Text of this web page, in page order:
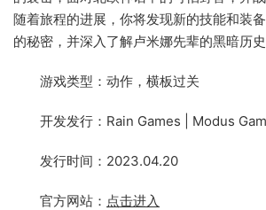
随着旅程的进展，你将发现新的技能和装
的秘密，并深入了解卢米娜先辈的黑暗历史
游戏类型：动作，横板过关
开发发行：Rain Games | Modus
发行时间：2023.04.20
官方网站： 点击进入